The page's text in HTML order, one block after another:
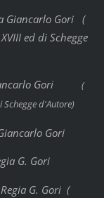
Giancarlo Gori (
ed di Schegge
Gori (
d'Autore)
Gori
G. Gori
G. Gori (